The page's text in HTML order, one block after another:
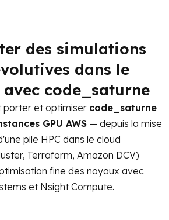
des simulations
dans le
code_saturne
porter et optimiser code_saturne
GPU AWS— depuis la mise
pile HPC dans le cloud
Terraform, Amazon DCV)
fine des noyaux avec
et Nsight Compute.